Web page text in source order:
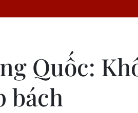
Quốc:
bách